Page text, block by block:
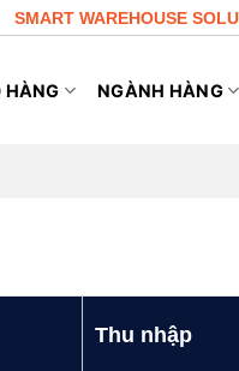
SMART WAREHOUSE
HÀNG NGÀNH HÀNG
Thu nhập